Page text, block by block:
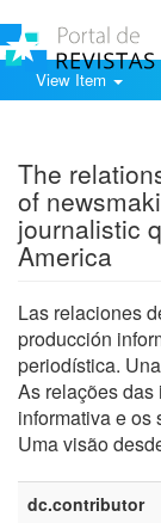
View Item
The
of
journalistic
America
Las relaciones
producción
periodística.
As relações
informativa e os
Uma visão
dc.contributor